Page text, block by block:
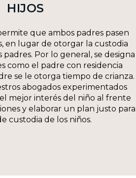
HIJOS
que ambos padres pasen
en lugar de otorgar la custodia
Por lo general, se designa
como el padre con residencia
se le otorga tiempo de crianza.
abogados experimentados
mejor interés del niño al frente
y elaborar un plan justo para
custodia de los niños.